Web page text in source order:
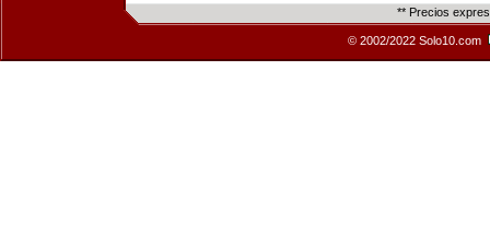
** Precios
© 2002/2022 Solo10.com